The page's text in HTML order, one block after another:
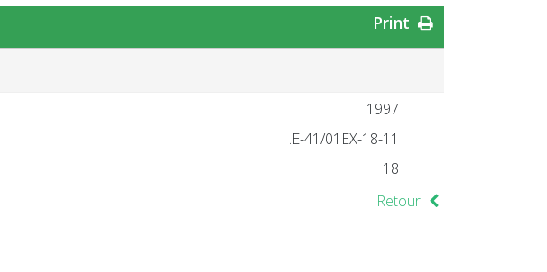
1997
18-11-E-41/01EX.
18
Retour